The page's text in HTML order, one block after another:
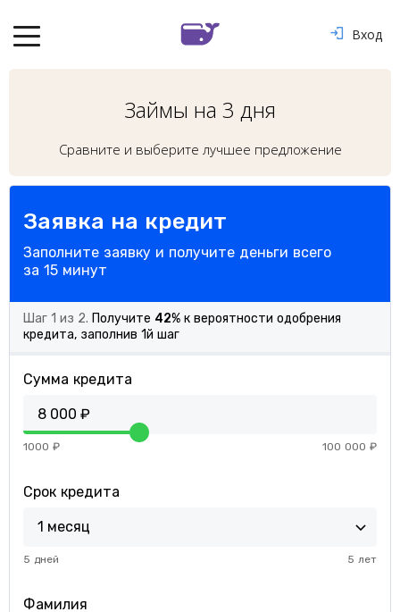
Вход
Займы на 3 дня
Сравните и выберите лучшее предложение